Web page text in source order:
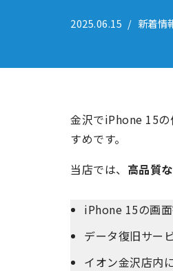
2025.06.15 新着情
金沢でiPhone 15の
すめです。
当店では、 高品質
iPhone 15の画
データ復旧サー
イオン金沢店内